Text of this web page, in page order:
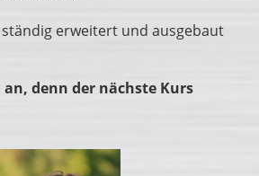
erweitert und ausgebaut
an, denn der nächste Kurs